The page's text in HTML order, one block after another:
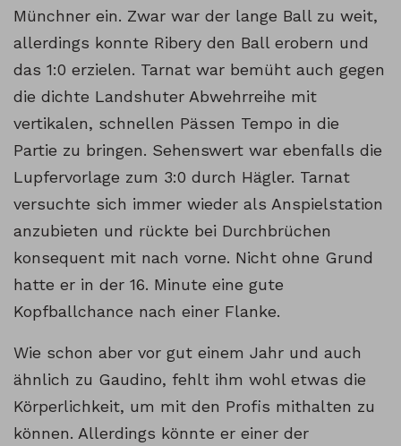
Münchner ein. Zwar war der lange Ball zu weit,
allerdings konnte Ribery den Ball erobern und
das 1:0 erzielen. Tarnat war bemüht auch gegen
die dichte Landshuter Abwehrreihe mit
vertikalen, schnellen Pässen Tempo in die
Partie zu bringen. Sehenswert war ebenfalls die
Lupfervorlage zum 3:0 durch Hägler. Tarnat
versuchte sich immer wieder als Anspielstation
anzubieten und rückte bei Durchbrüchen
konsequent mit nach vorne. Nicht ohne Grund
hatte er in der 16. Minute eine gute
Kopfballchance nach einer Flanke.
Wie schon aber vor gut einem Jahr und auch
ähnlich zu Gaudino, fehlt ihm wohl etwas die
Körperlichkeit, um mit den Profis mithalten zu
können. Allerdings könnte er einer der